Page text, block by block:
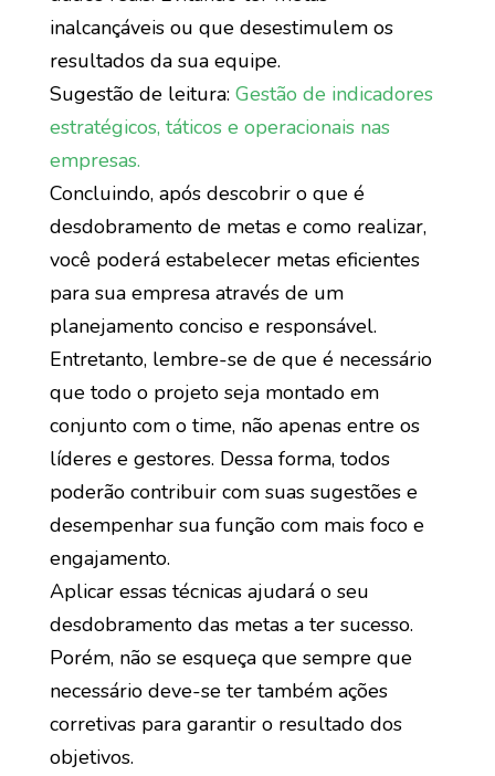
inalcançáveis ou que desestimulem os
resultados da sua equipe.
Sugestão de leitura: Gestão de indicadores
estratégicos, táticos e operacionais nas
empresas.
Concluindo, após descobrir o que é
desdobramento de metas e como realizar,
você poderá estabelecer metas eficientes
para sua empresa através de um
planejamento conciso e responsável.
Entretanto, lembre-se de que é necessário
que todo o projeto seja montado em
conjunto com o time, não apenas entre os
líderes e gestores. Dessa forma, todos
poderão contribuir com suas sugestões e
desempenhar sua função com mais foco e
engajamento.
Aplicar essas técnicas ajudará o seu
desdobramento das metas a ter sucesso.
Porém, não se esqueça que sempre que
necessário deve-se ter também ações
corretivas para garantir o resultado dos
objetivos.